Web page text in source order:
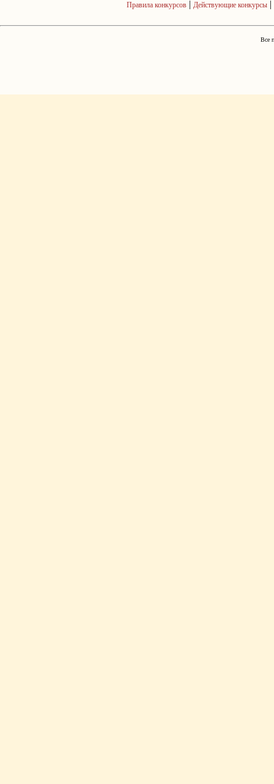
Правила конкурсов | Действующие конкурсы |
Все